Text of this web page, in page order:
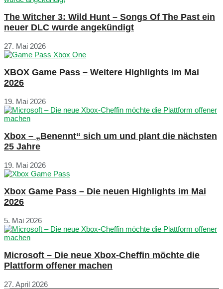
The Witcher 3: Wild Hunt – Songs Of The Past ein
neuer DLC wurde angekündigt
27. Mai 2026
XBOX Game Pass – Weitere Highlights im Mai
2026
19. Mai 2026
Xbox – „Benennt“ sich um und plant die nächsten
25 Jahre
19. Mai 2026
Xbox Game Pass – Die neuen Highlights im Mai
2026
5. Mai 2026
Microsoft – Die neue Xbox-Cheffin möchte die
Plattform offener machen
27. April 2026